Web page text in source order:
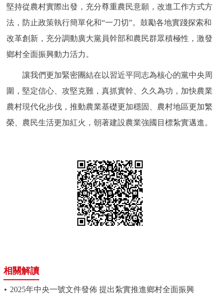
堅持從農村實際出發，充分尊重農民意願，改進工作方式方
法，防止政策執行簡單化和“一刀切”。鼓勵各地實踐探索和
改革創新，充分調動廣大黨員幹部和農民群眾積極性，激發
鄉村全面振興動力活力。
讓我們更加緊密團結在以習近平同志為核心的黨中央周
圍，堅定信心、攻堅克難，真抓實幹、久久為功，加快農業
農村現代化步伐，推動農業基礎更加穩固、農村地區更加繁
榮、農民生活更加紅火，朝著建設農業強國目標紮實邁進。
相關解讀
2025年中央一號文件發佈 提出紮實推進鄉村全面振興